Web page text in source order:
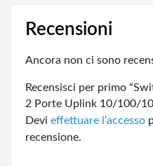
Recensioni
Ancora non ci sono
Recensisci per primo
2 Porte Uplink 10/100/
Devi effettuare l’accesso
recensione.